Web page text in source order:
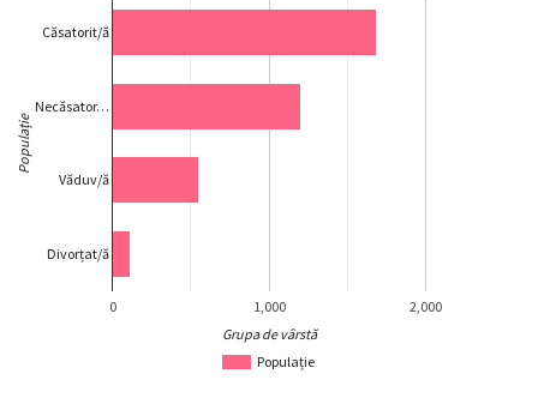
Populație
0 1,000 2,000
Căsatorit/ă
Necăsator…
Văduv/ă
Divorțat/ă
Grupa de vârstă
Populație